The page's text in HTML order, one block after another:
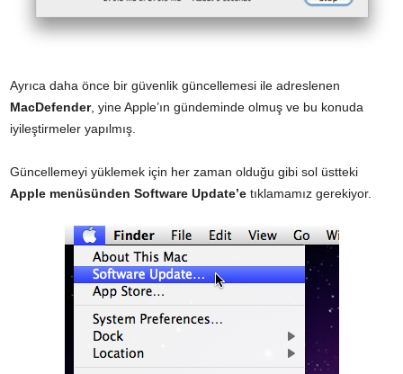
Ayrıca daha önce bir güvenlik güncellemesi ile adreslenen
MacDefender, yine Apple’ın gündeminde olmuş ve bu konuda
iyileştirmeler yapılmış.
Güncellemeyi yüklemek için her zaman olduğu gibi sol üstteki
Apple menüsünden Software Update’e tıklamamız gerekiyor.